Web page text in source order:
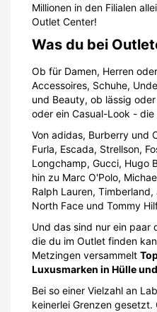
Millionen in den Filialen
Outlet Center!
Was du bei
Ob für Damen, Herren
Accessoires, Schuhe,
und Beauty, ob lässig
oder ein Casual-Look -
Von adidas, Burberry und
Furla, Escada, Strellson,
Longchamp, Gucci, Hugo
hin zu Marc O'Polo,
Ralph Lauren,
North Face und Tommy
Und das sind nur ein paar
die du im Outlet finden
Metzingen versammelt
Luxusmarken in Hülle
Bei so einer Vielzahl an
keinerlei Grenzen